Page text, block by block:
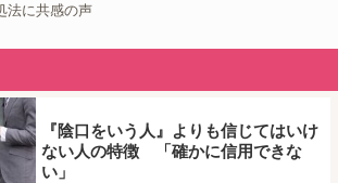
法に共感の声
『陰口をいう人』よりも信じてはいけ
ない人の特徴 「確かに信用できな
い」